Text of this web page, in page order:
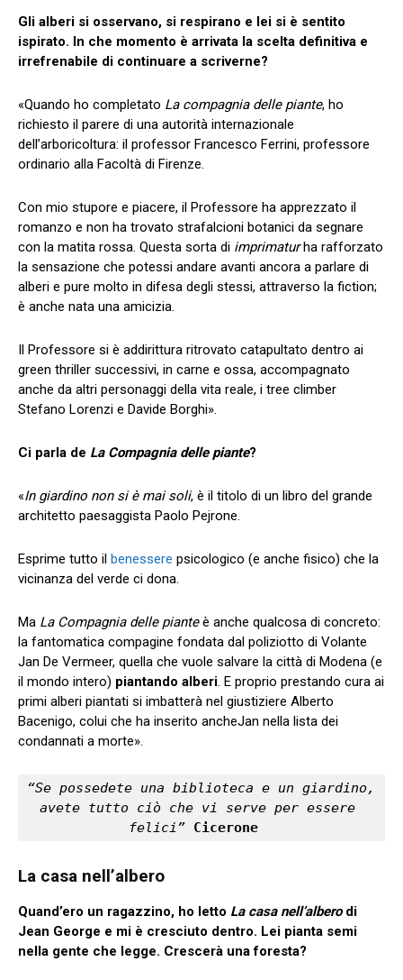
Gli alberi si osservano, si respirano e lei si è sentito
ispirato. In che momento è arrivata la scelta definitiva e
irrefrenabile di continuare a scriverne?
«Quando ho completato La compagnia delle piante, ho
richiesto il parere di una autorità internazionale
dell’arboricoltura: il professor Francesco Ferrini, professore
ordinario alla Facoltà di Firenze.
Con mio stupore e piacere, il Professore ha apprezzato il
romanzo e non ha trovato strafalcioni botanici da segnare
con la matita rossa. Questa sorta di imprimaturha rafforzato
la sensazione che potessi andare avanti ancora a parlare di
alberi e pure molto in difesa degli stessi, attraverso la fiction;
è anche nata una amicizia.
Il Professore si è addirittura ritrovato catapultato dentro ai
green thriller successivi, in carne e ossa, accompagnato
anche da altri personaggi della vita reale, i tree climber
Stefano Lorenzi e Davide Borghi».
Ci parla de La Compagnia delle piante?
«In giardino non si è mai soli, è il titolo di un libro del grande
architetto paesaggista Paolo Pejrone.
Esprime tutto il benessere psicologico (e anche fisico) che la
vicinanza del verde ci dona.
Ma La Compagnia delle pianteè anche qualcosa di concreto:
la fantomatica compagine fondata dal poliziotto di Volante
Jan De Vermeer, quella che vuole salvare la città di Modena (e
il mondo intero) piantando alberi. E proprio prestando cura ai
primi alberi piantati si imbatterà nel giustiziere Alberto
Bacenigo, colui che ha inserito ancheJan nella lista dei
condannati a morte».
“Se possedete una biblioteca e un giardino,
avete tutto ciò che vi serve per essere
felici” Cicerone
La casa nell’albero
Quand’ero un ragazzino, ho letto La casa nell’alberodi
Jean George e mi è cresciuto dentro. Lei pianta semi
nella gente che legge. Crescerà una foresta?